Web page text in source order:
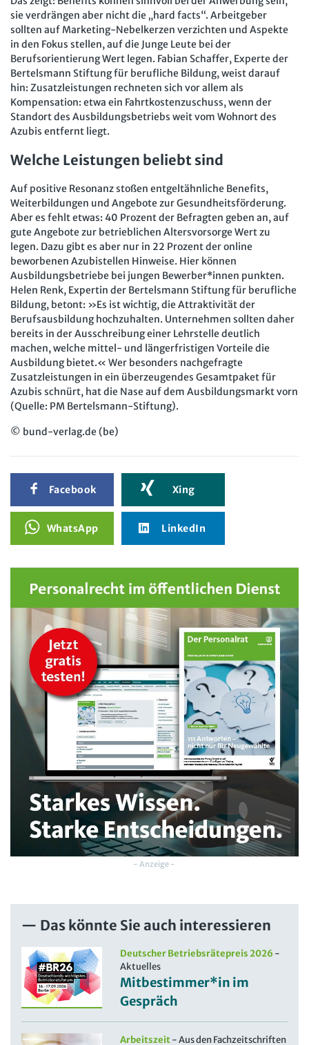
sie verdrängen aber nicht die „hard facts“. Arbeitgeber
sollten auf Marketing-Nebelkerzen verzichten und Aspekte
in den Fokus stellen, auf die Junge Leute bei der
Berufsorientierung Wert legen. Fabian Schaffer, Experte der
Bertelsmann Stiftung für berufliche Bildung, weist darauf
hin: Zusatzleistungen rechneten sich vor allem als
Kompensation: etwa ein Fahrtkostenzuschuss, wenn der
Standort des Ausbildungsbetriebs weit vom Wohnort des
Azubis entfernt liegt.
Welche Leistungen beliebt sind
Auf positive Resonanz stoßen entgeltähnliche Benefits,
Weiterbildungen und Angebote zur Gesundheitsförderung.
Aber es fehlt etwas: 40 Prozent der Befragten geben an, auf
gute Angebote zur betrieblichen Altersvorsorge Wert zu
legen. Dazu gibt es aber nur in 22 Prozent der online
beworbenen Azubistellen Hinweise. Hier können
Ausbildungsbetriebe bei jungen Bewerber*innen punkten.
Helen Renk, Expertin der Bertelsmann Stiftung für berufliche
Bildung, betont: »Es ist wichtig, die Attraktivität der
Berufsausbildung hochzuhalten. Unternehmen sollten daher
bereits in der Ausschreibung einer Lehrstelle deutlich
machen, welche mittel- und längerfristigen Vorteile die
Ausbildung bietet.« Wer besonders nachgefragte
Zusatzleistungen in ein überzeugendes Gesamtpaket für
Azubis schnürt, hat die Nase auf dem Ausbildungsmarkt vorn
(Quelle: PM Bertelsmann-Stiftung).
© bund-verlag.de (be)
Facebook Xing
WhatsApp LinkedIn
- Anzeige -
Das könnte Sie auch interessieren
Deutscher Betriebsrätepreis 2026-
Aktuelles
Mitbestimmer*in im
Gespräch
Arbeitszeit-Aus den Fachzeitschriften